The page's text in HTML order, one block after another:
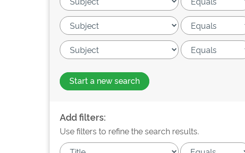
Start a new search
Add filters:
Use filters to refine the search results.